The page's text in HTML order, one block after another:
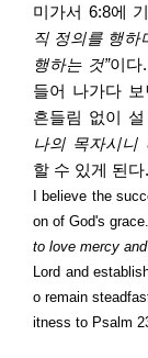
미가서 6:8에
직 정의를 행하
행하는 것”이다.
들어 나가다
흔들림 없이
나의 목자시니
할 수 있게 된다.
I believe the
on of God's
to love mercy
Lord and
o remain
itness to Psalm